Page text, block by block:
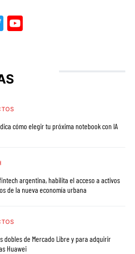
Twitter
cómo elegir tu próxima notebook con IA
habilita el acceso a activos
de la nueva economía urbana
dobles de Mercado Libre y para adquirir
Huawei